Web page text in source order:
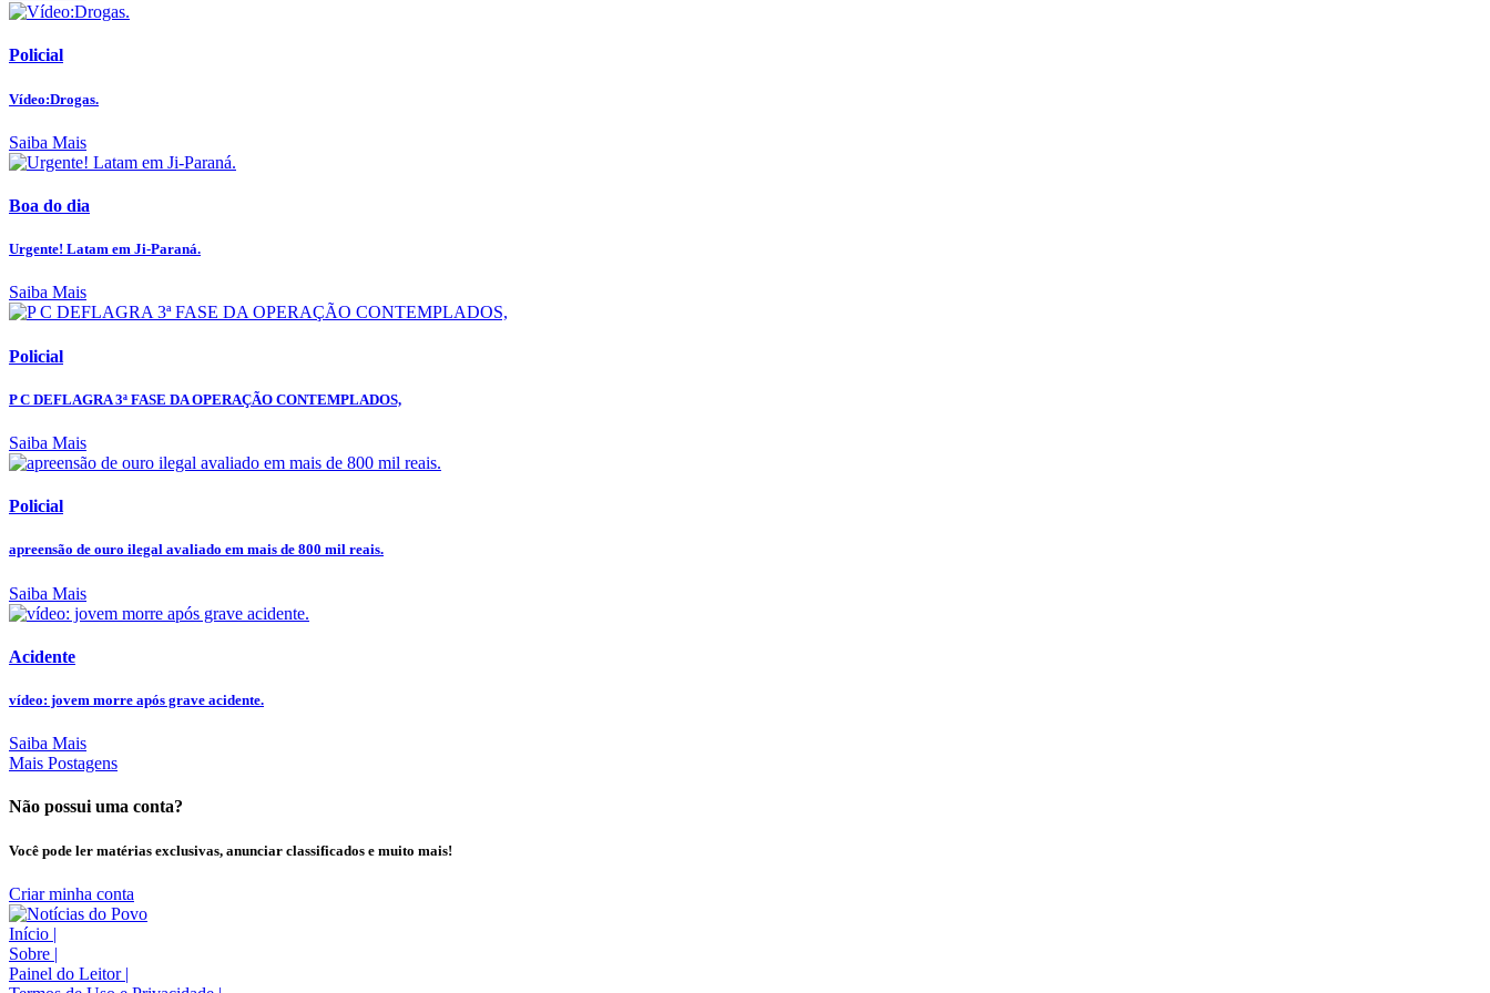
Policial
Vídeo:Drogas.
Saiba Mais
Boa do dia
Urgente! Latam em Ji-Paraná.
Saiba Mais
Policial
P C DEFLAGRA 3ª FASE DA OPERAÇÃO CONTEMPLADOS,
Saiba Mais
Policial
apreensão de ouro ilegal avaliado em mais de 800 mil reais.
Saiba Mais
Acidente
vídeo: jovem morre após grave acidente.
Saiba Mais
Mais Postagens
Não possui uma conta?
Você pode ler matérias exclusivas, anunciar classificados e muito mais!
Criar minha conta
Início |
Sobre |
Painel do Leitor |